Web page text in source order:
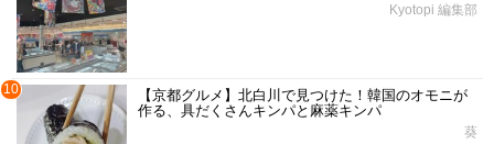
Kyotopi 編集部
10
【京都グルメ】北白川で見つけた！韓国のオモニが
作る、具だくさんキンパと麻薬キンパ
葵